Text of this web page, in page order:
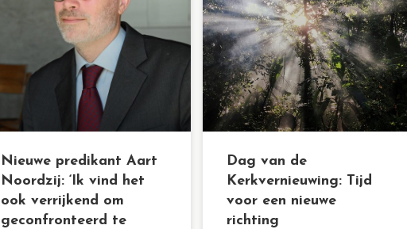
Nieuwe predikant Aart
Noordzij: ‘Ik vind het
ook verrijkend om
geconfronteerd te
Dag van de
Kerkvernieuwing: Tijd
voor een nieuwe
richting